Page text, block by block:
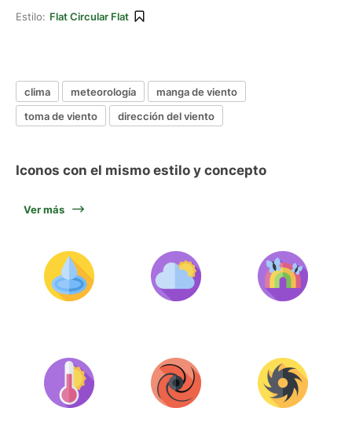
Estilo: Flat Circular Flat
clima meteorología
manga de viento
toma de viento
dirección del viento
Iconos con el mismo estilo y concepto
Ver más